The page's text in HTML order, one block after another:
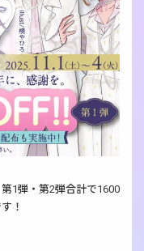
1弾・第2弾合計で1600
！